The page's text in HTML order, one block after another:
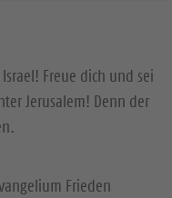
Freue dich und sei
Jerusalem! Denn der
Frieden